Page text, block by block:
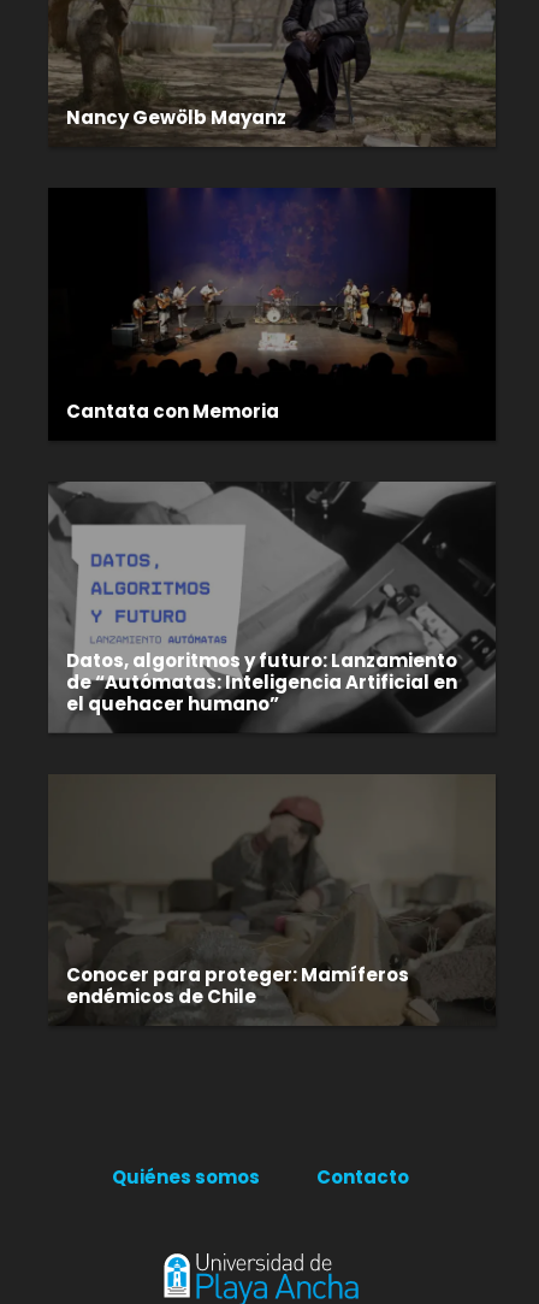
Nancy Gewölb Mayanz
Cantata con Memoria
Datos, algoritmos y futuro: Lanzamiento
de “Autómatas: Inteligencia Artificial en
el quehacer humano”
Conocer para proteger: Mamíferos
endémicos de Chile
Quiénes somos Contacto